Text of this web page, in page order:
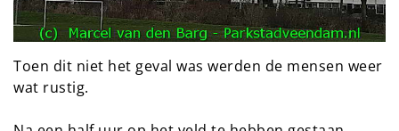
Toen dit niet het geval was werden de mensen weer
wat rustig.